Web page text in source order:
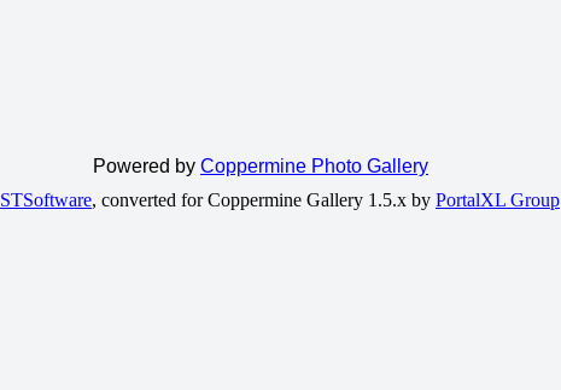
Powered by Coppermine Photo Gallery
STSoftware, converted for Coppermine Gallery 1.5.x by PortalXL Group